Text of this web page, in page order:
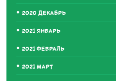
2020 ДЕКАБРЬ
2021 ЯНВАРЬ
2021 ФЕВРАЛЬ
2021 МАРТ